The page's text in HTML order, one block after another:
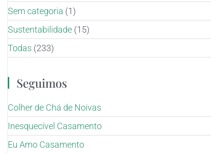
Sem categoria (1)
Sustentabilidade (15)
Todas (233)
Seguimos
Colher de Chá de Noivas
Inesquecível Casamento
Eu Amo Casamento